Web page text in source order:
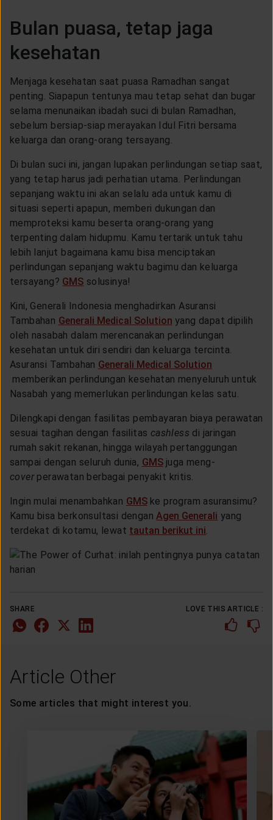
Bulan puasa, tetap jaga
kesehatan
Menjaga kesehatan saat puasa Ramadhan sangat
penting. Siapapun tentunya mau tetap sehat dan bugar
selama menunaikan ibadah suci di bulan Ramadhan,
sebelum bersiap-siap merayakan Idul Fitri bersama
keluarga dan orang-orang tersayang.
Di bulan suci ini, jangan lupakan perlindungan setiap saat,
yang tetap harus jadi perhatian utama. Perlindungan
sepanjang waktu ini akan selalu ada untuk kamu di
situasi seperti apapun, memberi dukungan dan
memproteksi kamu beserta orang-orang yang
terpenting dalam hidupmu. Kamu tertarik untuk tahu
lebih lanjut bagaimana kamu bisa menciptakan
perlindungan sepanjang waktu bagimu dan keluarga
tersayang? GMS solusinya!
Kini, Generali Indonesia menghadirkan Asuransi
Tambahan Generali Medical Solution yang dapat dipilih
oleh nasabah dalam merencanakan perlindungan
kesehatan untuk diri sendiri dan keluarga tercinta.
Asuransi Tambahan Generali Medical Solution
memberikan perlindungan kesehatan menyeluruh untuk
Nasabah yang memerlukan perlindungan kelas satu.
Dilengkapi dengan fasilitas pembayaran biaya perawatan
sesuai tagihan dengan fasilitas cashless di jaringan
rumah sakit rekanan, hingga wilayah pertanggungan
sampai dengan seluruh dunia, GMSjuga meng-
coverperawatan berbagai penyakit kritis.
Ingin mulai menambahkan GMSke program asuransimu?
Kamu bisa berkonsultasi dengan Agen Generali yang
terdekat di kotamu, lewat tautan berikut ini
SHARE LOVE THIS ARTICLE :
Article Other
Some articles that might interest you.